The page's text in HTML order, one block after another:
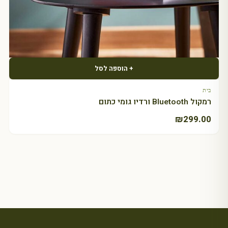
+ הוספה לסל
בית
רמקול Bluetooth ורדיו גומי כתום
₪299.00